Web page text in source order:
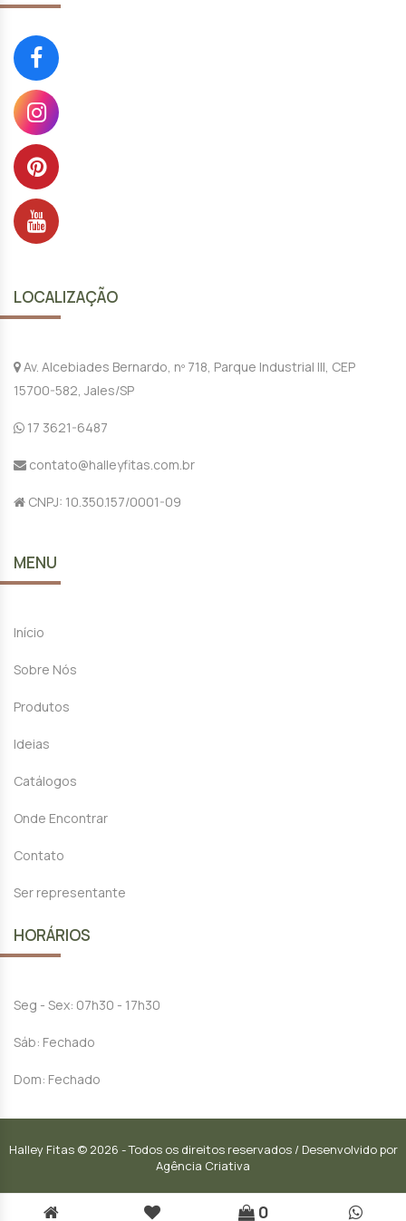
LOCALIZAÇÃO
Av. Alcebiades Bernardo, nº 718, Parque Industrial III, CEP
15700-582, Jales/SP
17 3621-6487
contato@halleyfitas.com.br
CNPJ: 10.350.157/0001-09
MENU
Início
Sobre Nós
Produtos
Ideias
Catálogos
Onde Encontrar
Contato
Ser representante
HORÁRIOS
Seg - Sex: 07h30 - 17h30
Sáb: Fechado
Dom: Fechado
Halley Fitas © 2026 - Todos os direitos reservados / Desenvolvido por
Agência Criativa
0